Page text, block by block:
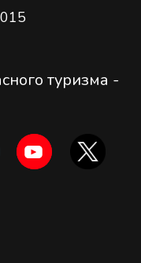
туризма -